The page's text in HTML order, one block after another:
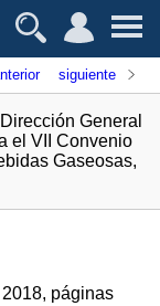
siguiente
General
el VII Convenio
Gaseosas,
páginas